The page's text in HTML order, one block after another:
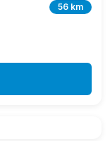
56 km